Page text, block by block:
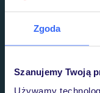
Zgoda
Szanujemy Twoją
Używamy